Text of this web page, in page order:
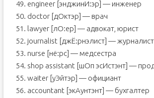
49. engineer [энджинИ:эр] — инженер
50. doctor [дОктэр] — врач
51. lawyer [лО:ер] — адвокат, юрист
52. journalist [джЁ:рнэлист] — журналист
53. nurse [нё:рс] — медсестра
54. shop assistаnt [шОп эсИстэнт] —
55. waiter [уЭйтэр] — официант
56. accountant [экАунтэнт] — бухгалтер